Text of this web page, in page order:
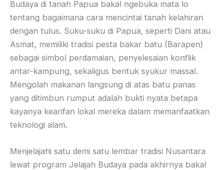
Budaya di tanah Papua bakal ngebuka mata lo
tentang bagaimana cara mencintai tanah kelahiran
dengan tulus. Suku-suku di Papua, seperti Dani atau
Asmat, memiliki tradisi pesta bakar batu (Barapen)
sebagai simbol perdamaian, penyelesaian konflik
antar-kampung, sekaligus bentuk syukur massal.
Mengolah makanan langsung di atas batu panas
yang ditimbun rumput adalah bukti nyata betapa
kayanya kearifan lokal mereka dalam memanfaatkan
teknologi alam.
Menjelajahi satu demi satu lembar tradisi Nusantara
lewat program Jelajah Budaya pada akhirnya bakal